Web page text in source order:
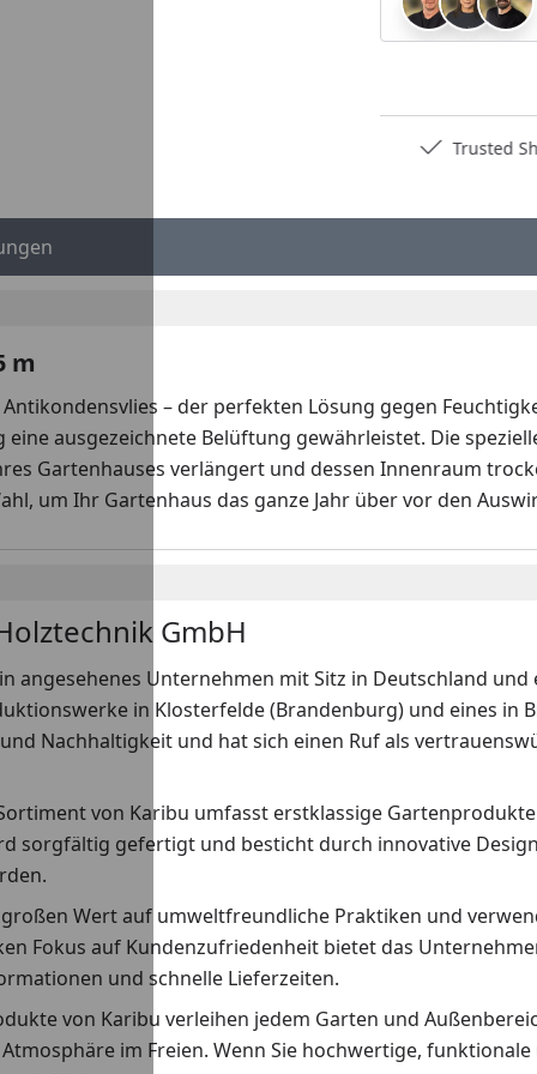
Trusted
m
– der perfekten Lösung gegen
ausgezeichnete Belüftung gewährleistet. Die
Gartenhauses verlängert und dessen Innenraum
um Ihr Gartenhaus das ganze Jahr über vor den
GmbH
angesehenes Unternehmen mit Sitz in Deutschland
in Klosterfelde (Brandenburg) und eines in
Nachhaltigkeit und hat sich einen Ruf als
von Karibu umfasst erstklassige
sorgfältig gefertigt und besticht durch innovative
Wert auf umweltfreundliche Praktiken und
Fokus auf Kundenzufriedenheit bietet das
und schnelle Lieferzeiten.
von Karibu verleihen jedem Garten und
im Freien. Wenn Sie hochwertige,